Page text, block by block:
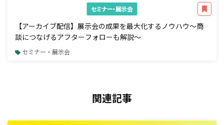
セミナー・展示会
【アーカイブ配信】展示会の成果を最大化するノウハウ～商
談につなげるアフターフォローも解説～
セミナー・展示会
関連記事